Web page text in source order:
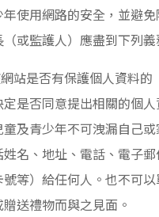
使用網路的安全，並避
或監護人）應盡到下列義
站是否有保護個人資料的
是否同意提出相關的個
及青少年不可洩漏自己
名、地址、電話、電子郵
等）給任何人。也不可
送禮物而與之見面。